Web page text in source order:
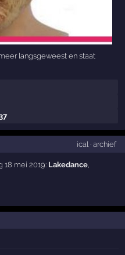
langsgeweest en staat
ical· archief
18 mei 2019: Lakedance